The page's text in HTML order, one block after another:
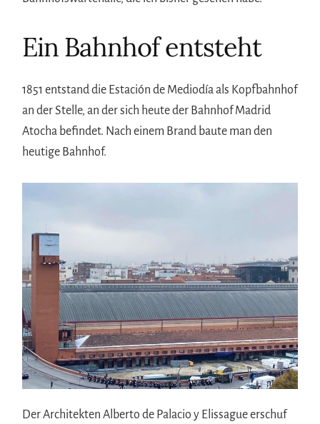
Ein Bahnhof entsteht
1851 entstand die Estación de Mediodía als Kopfbahnhof
an der Stelle, an der sich heute der Bahnhof Madrid
Atocha befindet. Nach einem Brand baute man den
heutige Bahnhof.
Der Architekten Alberto de Palacio y Elissague erschuf